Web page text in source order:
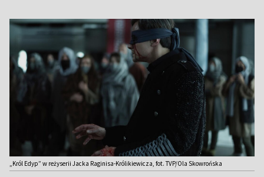
„Król Edyp” w reżyserii Jacka Raginisa-Królikiewicza, fot. TVP/Ola Skowrońska